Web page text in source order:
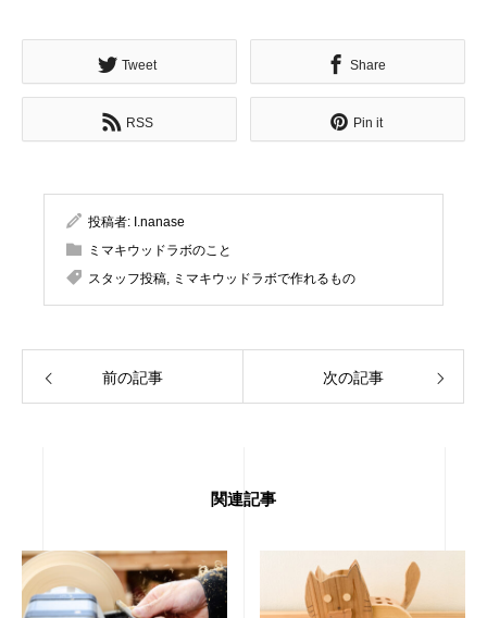
Tweet Share
RSS Pin it
投稿者: I.nanase
ミマキウッドラボのこと
スタッフ投稿, ミマキウッドラボで作れるもの
前の記事 次の記事
関連記事